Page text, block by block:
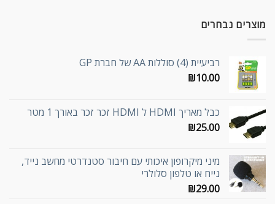
מוצרים נבחרים
רביעיית (4) סוללות AA של חברת GP
₪10.00
כבל מאריך HDMI ל HDMI זכר זכר באורך 1 מטר
₪25.00
מיני מיקרופון איכותי עם חיבור סטנדרטי מחשב נייד,
נייח או טלפון סלולרי
₪29.00